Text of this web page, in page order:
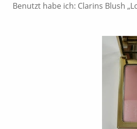
Benutzt habe ich: Clarins Blush